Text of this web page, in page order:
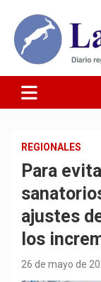
contenido
Diario La
REGIONALES
Para
ajustes
los
26 de mayo de